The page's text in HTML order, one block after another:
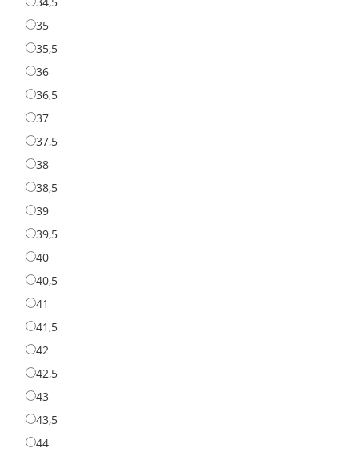
3535
35,535,5
3636
36,536,5
3737
37,537,5
3838
38,538,5
3939
39,539,5
4040
40,540,5
41
41,541,5
42
42,542,5
4343
43,543,5
4444